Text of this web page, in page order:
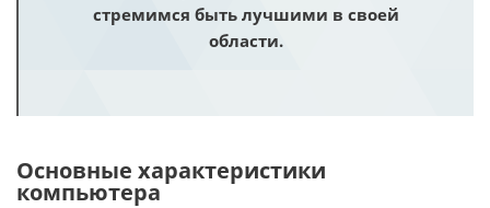
стремимся быть лучшими в своей
области.
Основные характеристики
компьютера